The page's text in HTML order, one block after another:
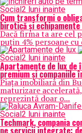
Social2 luni inainte
Cum transformi o
birotică și
Dacă firma ta are cel
puțin 4% persoane
Social2 luni inainte
Apartamente de lux
premium și companiile
Piața imobiliară din
maturizare
reprezintă doar o...
Social2 luni inainte
Techmark, compania
pe servicii integrate: